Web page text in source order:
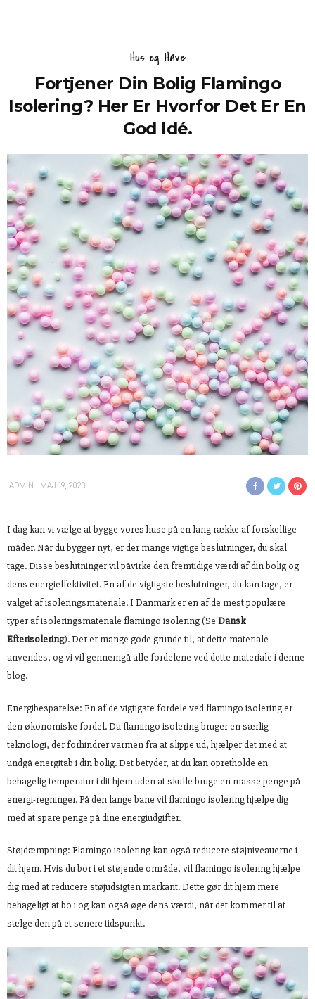
Hus og Have
Fortjener Din Bolig Flamingo
Isolering? Her Er Hvorfor Det Er En
God Idé.
ADMIN MAJ 19, 2023
I dag kan vi vælge at bygge vores huse på en lang række af forskellige
måder. Når du bygger nyt, er der mange vigtige beslutninger, du skal
tage. Disse beslutninger vil påvirke den fremtidige værdi af din bolig og
dens energieffektivitet. En af de vigtigste beslutninger, du kan tage, er
valget af isoleringsmateriale. I Danmark er en af de mest populære
typer af isoleringsmateriale flamingo isolering (Se Dansk
Efterisolering). Der er mange gode grunde til, at dette materiale
anvendes, og vi vil gennemgå alle fordelene ved dette materiale i denne
blog.
Energibesparelse: En af de vigtigste fordele ved flamingo isolering er
den økonomiske fordel. Da flamingo isolering bruger en særlig
teknologi, der forhindrer varmen fra at slippe ud, hjælper det med at
undgå energitab i din bolig. Det betyder, at du kan opretholde en
behagelig temperatur i dit hjem uden at skulle bruge en masse penge på
energi-regninger. På den lange bane vil flamingo isolering hjælpe dig
med at spare penge på dine energiudgifter.
Støjdæmpning: Flamingo isolering kan også reducere støjniveauerne i
dit hjem. Hvis du bor i et støjende område, vil flamingo isolering hjælpe
dig med at reducere støjudsigten markant. Dette gør dit hjem mere
behageligt at bo i og kan også øge dens værdi, når det kommer til at
sælge den på et senere tidspunkt.